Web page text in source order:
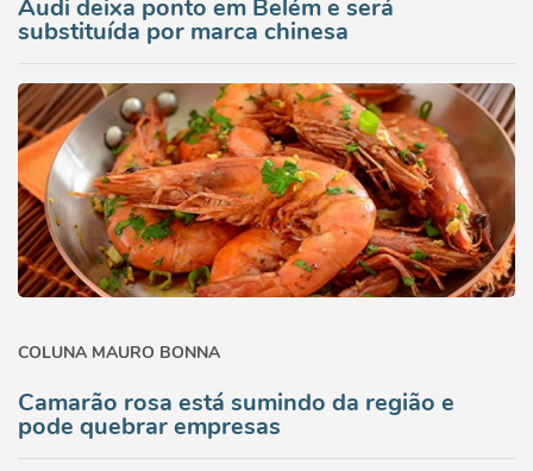
Audi deixa ponto em Belém e será
substituída por marca chinesa
COLUNA MAURO BONNA
Camarão rosa está sumindo da região e
pode quebrar empresas